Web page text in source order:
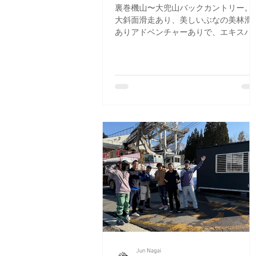
裏巻機山〜大兜山バックカントリー。
大斜面滑走あり、美しいぶなの美林滑走
ありアドベンチャーありで、エキスパー
Jun Nagai